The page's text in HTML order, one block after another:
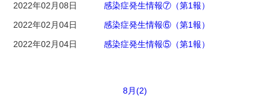
2022年02月08日
感染症発生情報⑦（第1報）
2022年02月04日
感染症発生情報⑥（第1報）
2022年02月04日
感染症発生情報⑤（第1報）
8月(2)